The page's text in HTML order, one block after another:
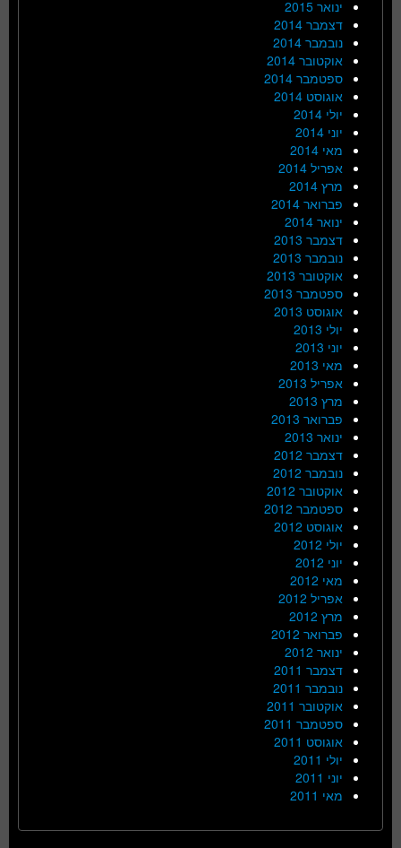
ינואר 2015
דצמבר 2014
נובמבר 2014
אוקטובר 2014
ספטמבר 2014
אוגוסט 2014
יולי 2014
יוני 2014
מאי 2014
אפריל 2014
מרץ 2014
פברואר 2014
ינואר 2014
דצמבר 2013
נובמבר 2013
אוקטובר 2013
ספטמבר 2013
אוגוסט 2013
יולי 2013
יוני 2013
מאי 2013
אפריל 2013
מרץ 2013
פברואר 2013
ינואר 2013
דצמבר 2012
נובמבר 2012
אוקטובר 2012
ספטמבר 2012
אוגוסט 2012
יולי 2012
יוני 2012
מאי 2012
אפריל 2012
מרץ 2012
פברואר 2012
ינואר 2012
דצמבר 2011
נובמבר 2011
אוקטובר 2011
ספטמבר 2011
אוגוסט 2011
יולי 2011
יוני 2011
מאי 2011